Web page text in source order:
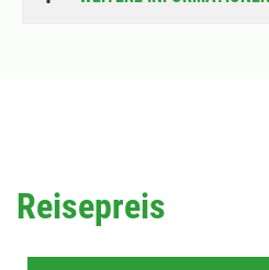
Reisepreis